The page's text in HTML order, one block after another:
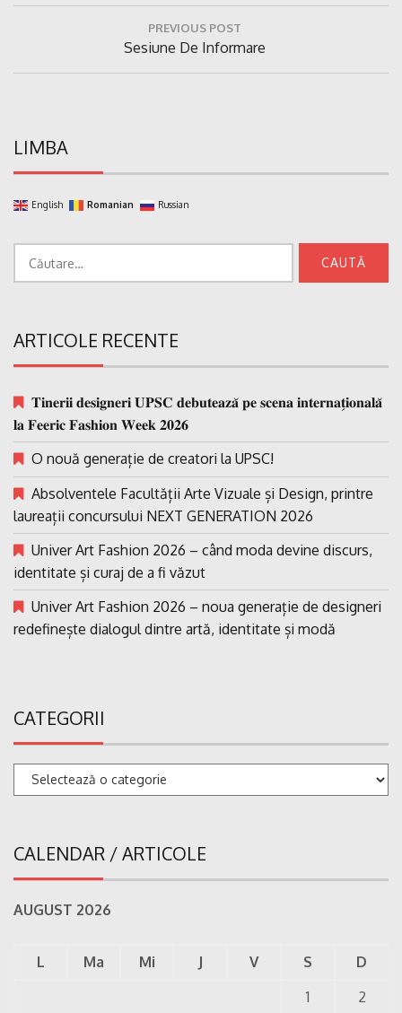
PREVIOUS POST
Previous
Post:
Sesiune De Informare
LIMBA
English Romanian Russian
ARTICOLE RECENTE
𝐓𝐢𝐧𝐞𝐫𝐢𝐢 𝐝𝐞𝐬𝐢𝐠𝐧𝐞𝐫𝐢 𝐔𝐏𝐒𝐂 𝐝𝐞𝐛𝐮𝐭𝐞𝐚𝐳𝐚̆ 𝐩𝐞 𝐬𝐜𝐞𝐧𝐚 𝐢𝐧𝐭𝐞𝐫𝐧𝐚𝐭̗𝐢𝐨𝐧𝐚𝐥𝐚̆
𝐥𝐚 𝐅𝐞𝐞𝐫𝐢𝐜 𝐅𝐚𝐬𝐡𝐢𝐨𝐧 𝐖𝐞𝐞𝐤 𝟐𝟎𝟐𝟔
O nouă generație de creatori la UPSC!
Absolventele Facultății Arte Vizuale și Design, printre
laureații concursului NEXT GENERATION 2026
Univer Art Fashion 2026 – când moda devine discurs,
identitate și curaj de a fi văzut
Univer Art Fashion 2026 – noua generație de designeri
redefinește dialogul dintre artă, identitate și modă
CATEGORII
Categorii
CALENDAR / ARTICOLE
AUGUST 2026
L Ma Mi J V S
D
1
2